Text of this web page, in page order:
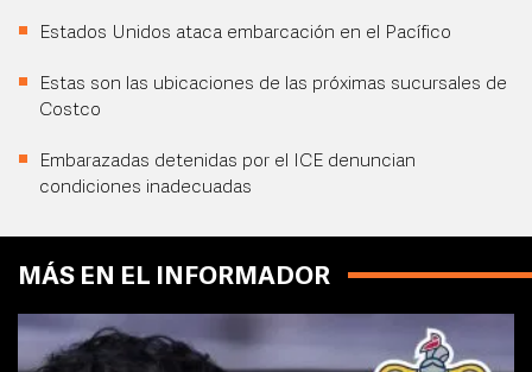
Estados Unidos ataca embarcación en el Pacífico
Estas son las ubicaciones de las próximas sucursales de
Costco
Embarazadas detenidas por el ICE denuncian
condiciones inadecuadas
MÁS EN EL INFORMADOR